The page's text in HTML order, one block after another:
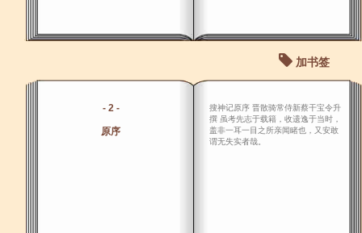
加书签
- 2 -
原序
搜神记原序 晋散骑常侍新蔡干宝令升
撰 虽考先志于载籍，收遗逸于当时，
盖非一耳一目之所亲闻睹也，又安敢
谓无失实者哉。